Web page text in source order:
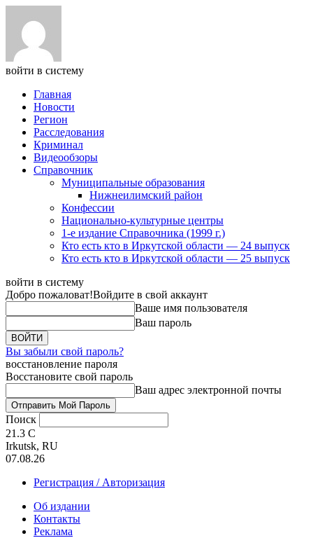
войти в систему
Главная
Новости
Регион
Расследования
Криминал
Видеообзоры
Справочник
Муниципальные образования
Нижнеилимский район
Конфессии
Национально-культурные центры
1-е издание Справочника (1999 г.)
Кто есть кто в Иркутской области — 24 выпуск
Кто есть кто в Иркутской области — 25 выпуск
войти в систему
Добро пожаловат!Войдите в свой аккаунт
Ваше имя пользователя
Ваш пароль
Вы забыли свой пароль?
восстановление пароля
Восстановите свой пароль
Ваш адрес электронной почты
Поиск
21.3 C
Irkutsk, RU
07.08.26
Регистрация / Авторизация
Об издании
Контакты
Реклама